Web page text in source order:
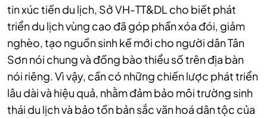
tin xúc tiến du lịch, Sở VH-TT&DL cho biết phát
triển du lịch vùng cao đã góp phần xóa đói, giảm
nghèo, tạo nguồn sinh kế mới cho người dân Tân
Sơn nói chung và đồng bào thiểu số trên địa bàn
nói riêng. Vì vậy, cần có những chiến lược phát triển
lâu dài và hiệu quả, nhằm đảm bảo môi trường sinh
thái du lịch và bảo tồn bản sắc văn hoá dân tộc của